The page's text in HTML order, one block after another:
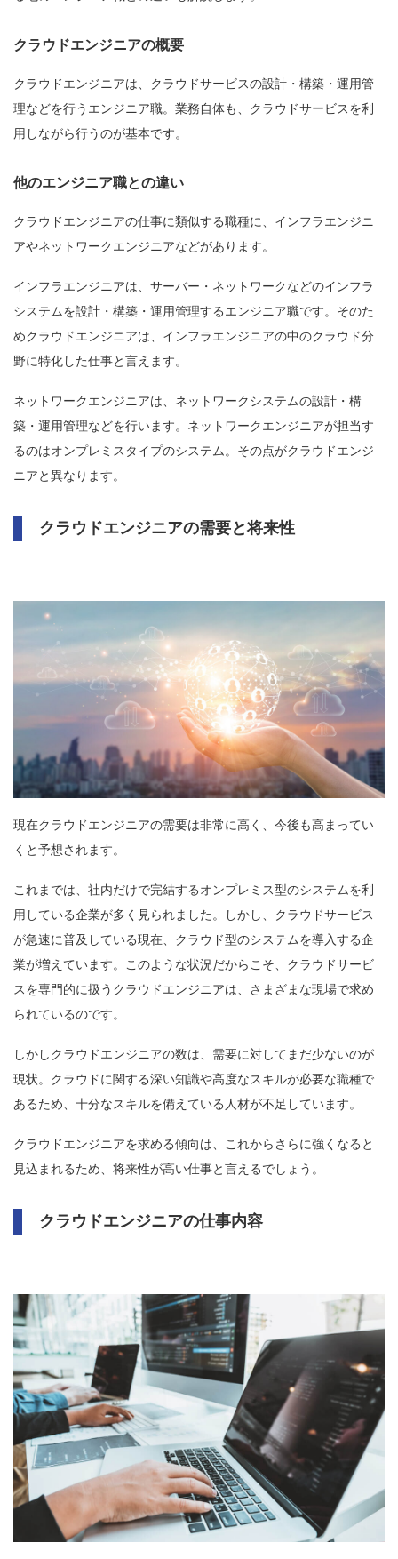
クラウドエンジニアの概要
クラウドエンジニアは、クラウドサービスの設計・構築・運用管
理などを行うエンジニア職。業務自体も、クラウドサービスを利
用しながら行うのが基本です。
他のエンジニア職との違い
クラウドエンジニアの仕事に類似する職種に、インフラエンジニ
アやネットワークエンジニアなどがあります。
インフラエンジニアは、サーバー・ネットワークなどのインフラ
システムを設計・構築・運用管理するエンジニア職です。そのた
めクラウドエンジニアは、インフラエンジニアの中のクラウド分
野に特化した仕事と言えます。
ネットワークエンジニアは、ネットワークシステムの設計・構
築・運用管理などを行います。ネットワークエンジニアが担当す
るのはオンプレミスタイプのシステム。その点がクラウドエンジ
ニアと異なります。
クラウドエンジニアの需要と将来性
現在クラウドエンジニアの需要は非常に高く、今後も高まってい
くと予想されます。
これまでは、社内だけで完結するオンプレミス型のシステムを利
用している企業が多く見られました。しかし、クラウドサービス
が急速に普及している現在、クラウド型のシステムを導入する企
業が増えています。このような状況だからこそ、クラウドサービ
スを専門的に扱うクラウドエンジニアは、さまざまな現場で求め
られているのです。
しかしクラウドエンジニアの数は、需要に対してまだ少ないのが
現状。クラウドに関する深い知識や高度なスキルが必要な職種で
あるため、十分なスキルを備えている人材が不足しています。
クラウドエンジニアを求める傾向は、これからさらに強くなると
見込まれるため、将来性が高い仕事と言えるでしょう。
クラウドエンジニアの仕事内容